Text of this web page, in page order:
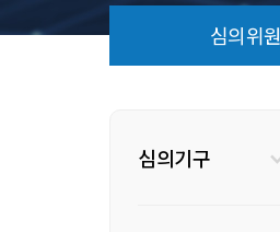
심의위원
심의기구